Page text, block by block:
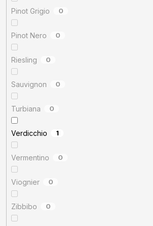
Pinot Grigio 0
Pinot Nero 0
Riesling 0
Sauvignon 0
Turbiana 0
Verdicchio 1
Vermentino 0
Viognier 0
Zibbibo 0